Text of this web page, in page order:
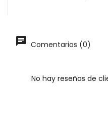
Comentarios (0)
No hay reseñas de